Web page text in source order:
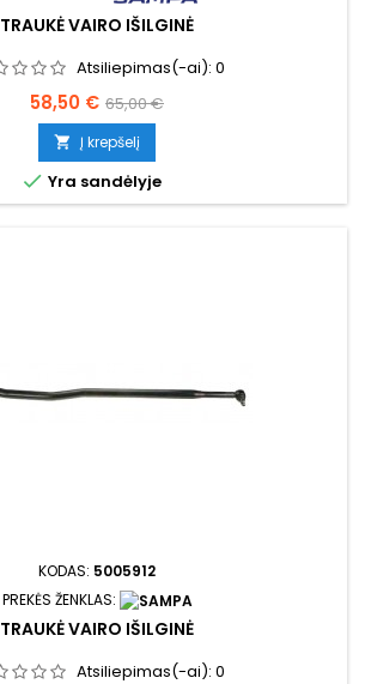
TRAUKĖ VAIRO IŠILGINĖ
Atsiliepimas(-ai): 0
Kaina
58,50 € Bazinė
kaina
65,00 €
 Į krepšelį
 Yra sandėlyje
KODAS: 5005912
PREKĖS ŽENKLAS:
TRAUKĖ VAIRO IŠILGINĖ
Atsiliepimas(-ai): 0